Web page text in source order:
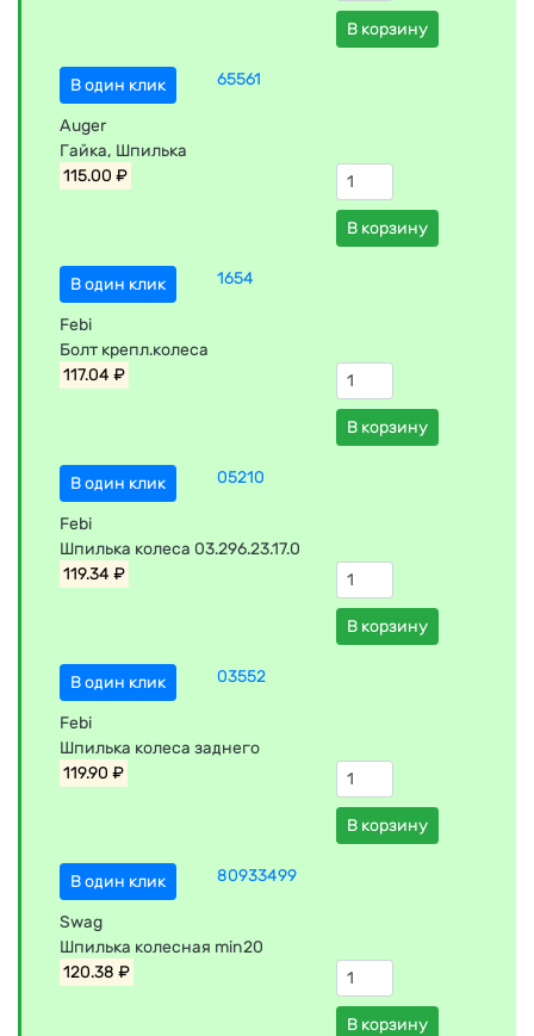
В корзину
В один клик 65561
Auger
Гaйкa, Шпилька
115.00 ₽
В корзину
В один клик 1654
Febi
Болт крепл.колеса
117.04 ₽
В корзину
В один клик 05210
Febi
Шпилька колеса 03.296.23.17.0
119.34 ₽
В корзину
В один клик 03552
Febi
Шпилька колеса заднего
119.90 ₽
В корзину
В один клик 80933499
Swag
Шпилька колесная min20
120.38 ₽
В корзину